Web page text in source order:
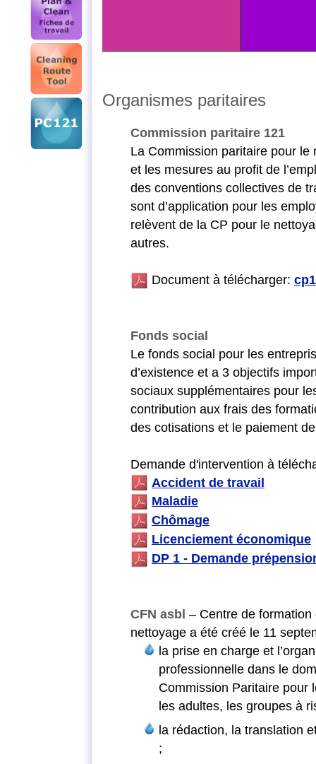
Organismes paritaires
Commission paritaire 121
La Commission paritaire pour
et les mesures au profit de
des conventions collectives de
sont d’application pour les
relèvent de la CP pour le
autres.
Document à télécharger:
Fonds social
Le fonds social pour les
d’existence et a 3 objectifs
sociaux supplémentaires pour
contribution aux frais des
des cotisations et le paiement
Demande d'intervention à
Accident de travail
Maladie
Chômage
Licenciement économique
DP 1 - Demande
CFN asbl – Centre de
nettoyage a été créé le 11
la prise en charge et
professionnelle dans le
Commission Paritaire pour
les adultes, les groupes à
la rédaction, la translation
;